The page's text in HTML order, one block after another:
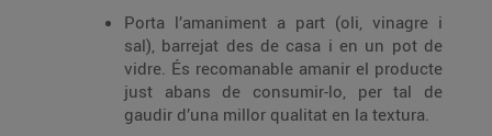
Porta l’amaniment a part (oli, vinagre i
sal), barrejat des de casa i en un pot de
vidre. És recomanable amanir el producte
just abans de consumir-lo, per tal de
gaudir d’una millor qualitat en la textura.